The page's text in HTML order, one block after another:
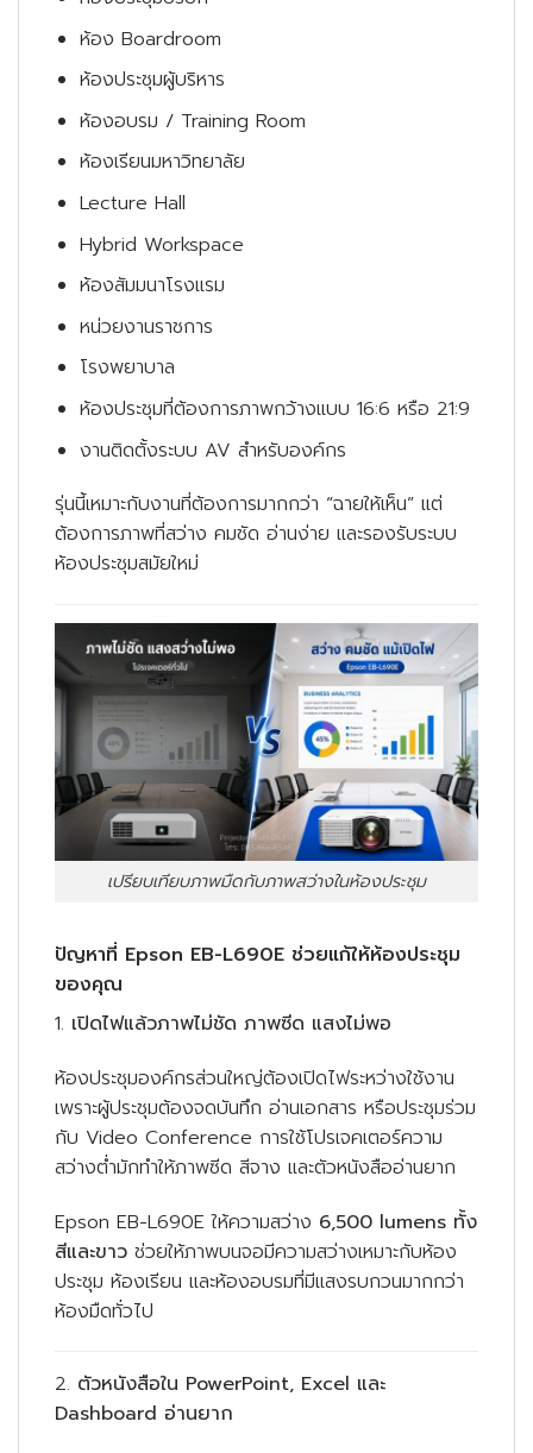
ห้อง Boardroom
ห้องประชุมผู้บริหาร
ห้องอบรม / Training Room
ห้องเรียนมหาวิทยาลัย
Lecture Hall
Hybrid Workspace
ห้องสัมมนาโรงแรม
หน่วยงานราชการ
โรงพยาบาล
ห้องประชุมที่ต้องการภาพกว้างแบบ 16:6 หรือ 21:9
งานติดตั้งระบบ AV สำหรับองค์กร
รุ่นนี้เหมาะกับงานที่ต้องการมากกว่า “ฉายให้เห็น” แต่
ต้องการภาพที่สว่าง คมชัด อ่านง่าย และรองรับระบบ
ห้องประชุมสมัยใหม่
เปรียบเทียบภาพมืดกับภาพสว่างในห้องประชุม
ปัญหาที่ Epson EB-L690E ช่วยแก้ให้ห้องประชุม
ของคุณ
1. เปิดไฟแล้วภาพไม่ชัด ภาพซีด แสงไม่พอ
ห้องประชุมองค์กรส่วนใหญ่ต้องเปิดไฟระหว่างใช้งาน
เพราะผู้ประชุมต้องจดบันทึก อ่านเอกสาร หรือประชุมร่วม
กับ Video Conference การใช้โปรเจคเตอร์ความ
สว่างต่ำมักทำให้ภาพซีด สีจาง และตัวหนังสืออ่านยาก
Epson EB-L690E ให้ความสว่าง 6,500 lumens ทั้ง
สีและขาว ช่วยให้ภาพบนจอมีความสว่างเหมาะกับห้อง
ประชุม ห้องเรียน และห้องอบรมที่มีแสงรบกวนมากกว่า
ห้องมืดทั่วไป
2. ตัวหนังสือใน PowerPoint, Excel และ
Dashboard อ่านยาก